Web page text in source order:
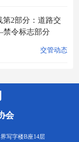
2部分：道路交
禁令标志部分
交管动态
会
写字楼B座14层